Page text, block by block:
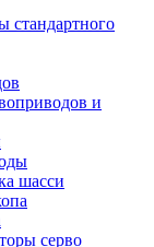
стандартного
и
шасси
серво